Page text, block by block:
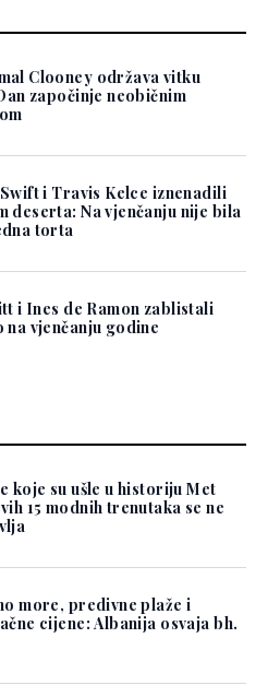
Clooney održava vitku
započinje neobičnim
i Travis Kelce iznenadili
deserta: Na vjenčanju nije bila
torta
i Ines de Ramon zablistali
na vjenčanju godine
koje su ušle u historiju Met
15 modnih trenutaka se ne
more, predivne plaže i
cijene: Albanija osvaja bh.